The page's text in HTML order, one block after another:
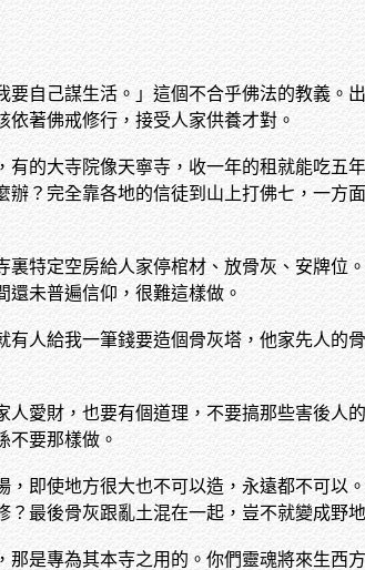
自己謀生活。」這個不合乎佛法的教義。
著佛戒修行，接受人家供養才對。
的大寺院像天寧寺，收一年的租就能吃五
？完全靠各地的信徒到山上打佛七，一方
特定空房給人家停棺材、放骨灰、安牌位
未普遍信仰，很難這樣做。
人給我一筆錢要造個骨灰塔，他家先人的
愛財，也要有個道理，不要搞那些害後人
不要那樣做。
即使地方很大也不可以造，永遠都不可以
最後骨灰跟亂土混在一起，豈不就變成野
是專為其本寺之用的。你們靈魂將來生西